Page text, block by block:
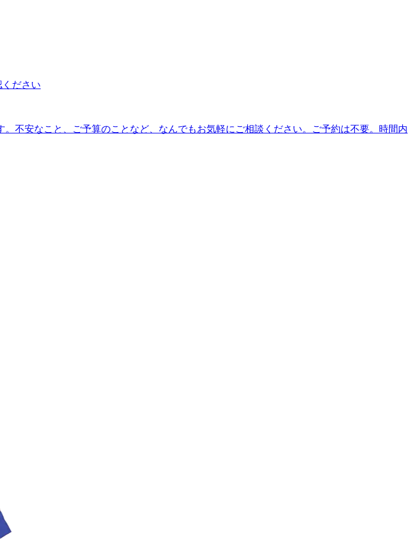
ださい
不安なこと、ご予算のことなど、なんでもお気軽にご相談ください。ご予約は不要。時間内